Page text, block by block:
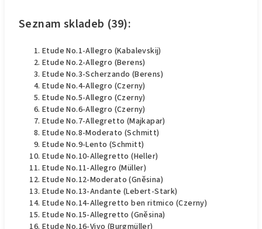
Seznam skladeb (39):
Etude No.1-Allegro (Kabalevskij)
Etude No.2-Allegro (Berens)
Etude No.3-Scherzando (Berens)
Etude No.4-Allegro (Czerny)
Etude No.5-Allegro (Czerny)
Etude No.6-Allegro (Czerny)
Etude No.7-Allegretto (Majkapar)
Etude No.8-Moderato (Schmitt)
Etude No.9-Lento (Schmitt)
Etude No.10-Allegretto (Heller)
Etude No.11-Allegro (Müller)
Etude No.12-Moderato (Gněsina)
Etude No.13-Andante (Lebert-Stark)
Etude No.14-Allegretto ben ritmico (Czerny)
Etude No.15-Allegretto (Gněsina)
Etude No.16-Vivo (Burgmüller)